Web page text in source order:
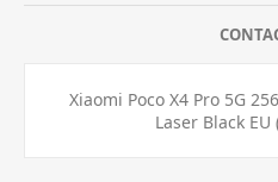
Xiaomi Poco X4 Pro 5G
Laser Black EU